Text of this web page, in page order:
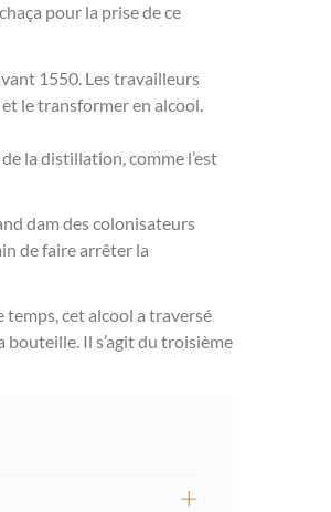
pour la prise de ce
1550. Les travailleurs
le transformer en alcool.
de la distillation, comme l’est
dam des colonisateurs
de faire arrêter la
temps, cet alcool a traversé
bouteille. Il s’agit du troisième